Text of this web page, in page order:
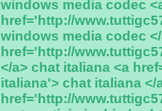
windows media codec
href='http://
windows media codec
href='http://
</a> chat italiana <a
italiana'> chat italiana
href='http://